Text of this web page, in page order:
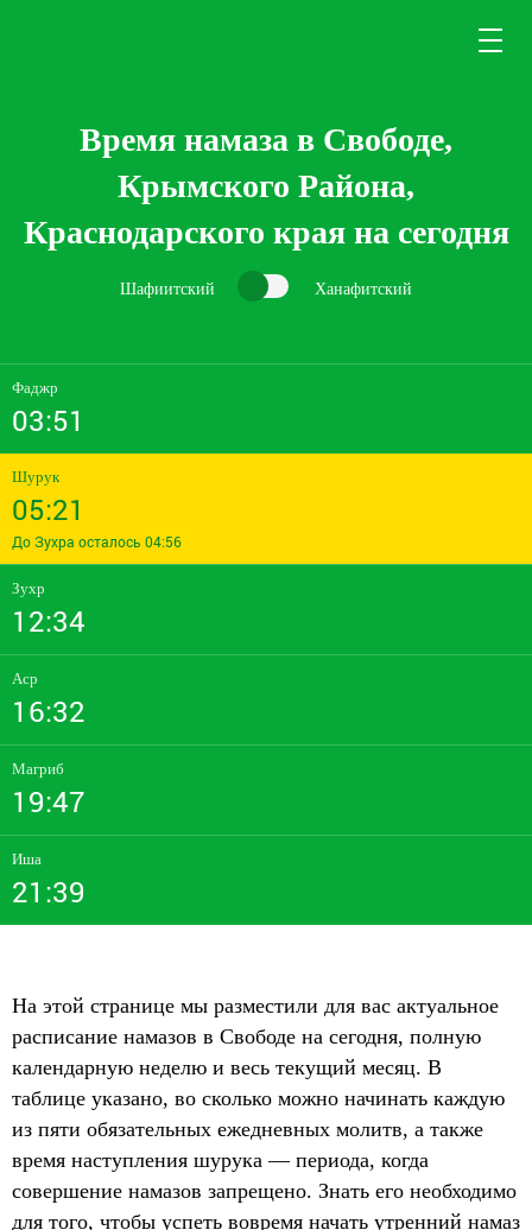
Время намаза в Свободе,
Крымского Района,
Краснодарского края на сегодня
Шафиитский Ханафитский
Фаджр
03:51
Шурук
05:21
До Зухра осталось 04:56
Зухр
12:34
Аср
16:32
Магриб
19:47
Иша
21:39
На этой странице мы разместили для вас актуальное
расписание намазов в Свободе на сегодня, полную
календарную неделю и весь текущий месяц. В
таблице указано, во сколько можно начинать каждую
из пяти обязательных ежедневных молитв, а также
время наступления шурука — периода, когда
совершение намазов запрещено. Знать его необходимо
для того, чтобы успеть вовремя начать утренний намаз